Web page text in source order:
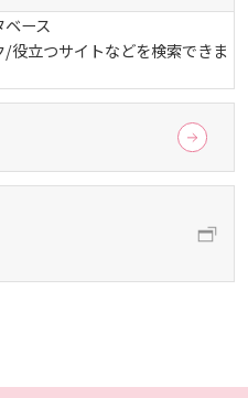
（2020～2022年度入学
（2016～2019年度保健医
医療経営・看護）
2020～2023年度入学生）
2015年度以前入学生）
ー（2024年度入学生）
シー（2021～2023年度入
デンティティ）
て
・評価について
届出書類・履行状況報
活動・概要
オプトアウト）
の開講コース
東広島
センター
語） CH（中国語）
ース
役立つサイトなどを検索できま